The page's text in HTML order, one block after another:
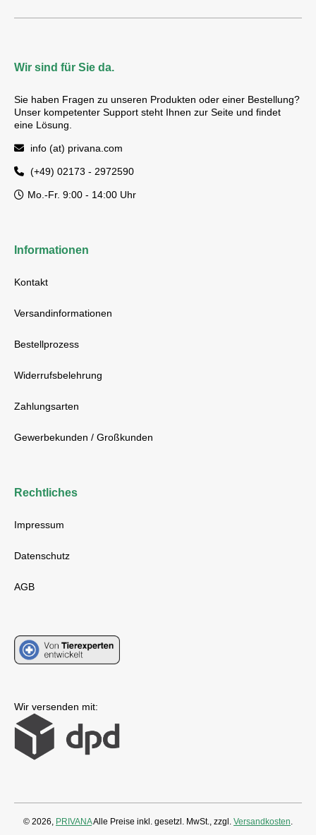
Wir sind für Sie da.
Sie haben Fragen zu unseren Produkten oder einer Bestellung?
Unser kompetenter Support steht Ihnen zur Seite und findet
eine Lösung.
info (at) privana.com
(+49) 02173 - 2972590
Mo.-Fr. 9:00 - 14:00 Uhr
Informationen
Kontakt
Versandinformationen
Bestellprozess
Widerrufsbelehrung
Zahlungsarten
Gewerbekunden / Großkunden
Rechtliches
Impressum
Datenschutz
AGB
Wir versenden mit:
© 2026, PRIVANAAlle Preise inkl. gesetzl. MwSt., zzgl. Versandkosten.